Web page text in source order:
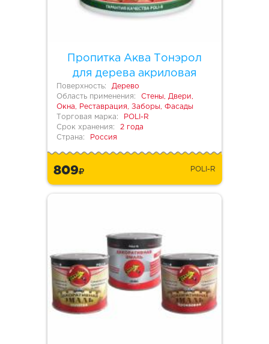
Пропитка Аква Тонэрол
для дерева акриловая
Поверхность:
Дерево
Область применения:
Стены, Двери,
Окна, Реставрация, Заборы, Фасады
Торговая марка:
POLI-R
Срок хранения:
2 года
Страна:
Россия
809 POLI-R